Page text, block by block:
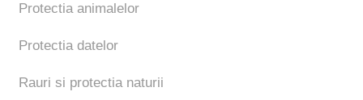
Protectia animalelor
Protectia datelor
Rauri si protectia naturii